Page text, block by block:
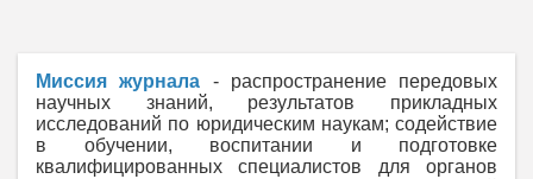
Миссия журнала - распространение передовых
научных знаний, результатов прикладных
исследований по юридическим наукам; содействие
в обучении, воспитании и подготовке
квалифицированных специалистов для органов